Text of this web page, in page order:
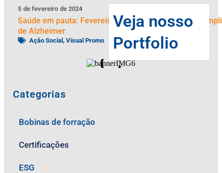
5 de fevereiro de 2024
Saúde em pauta: Fevereiro Laranja e Roxo buscam
de Alzheimer
Ação Social,Visual Promo
Veja nosso
Portfolio
Categorias
Bobinas de forração
Certificações
ESG